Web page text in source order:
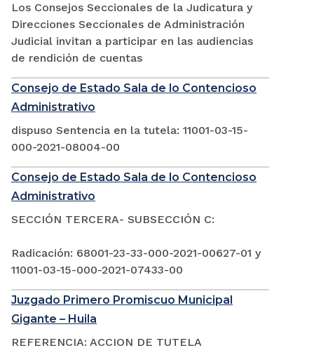
Los Consejos Seccionales de la Judicatura y
Direcciones Seccionales de Administración
Judicial invitan a participar en las audiencias
de rendición de cuentas
Consejo de Estado Sala de lo Contencioso
Administrativo
dispuso Sentencia en la tutela: 11001-03-15-
000-2021-08004-00
Consejo de Estado Sala de lo Contencioso
Administrativo
SECCIÓN TERCERA- SUBSECCIÓN C:
Radicación: 68001-23-33-000-2021-00627-01 y
11001-03-15-000-2021-07433-00
Juzgado Primero Promiscuo Municipal
Gigante – Huila
REFERENCIA: ACCION DE TUTELA